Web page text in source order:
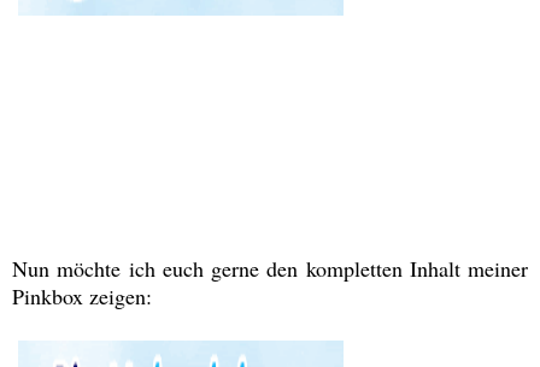
Nun möchte ich euch gerne den kompletten Inhalt meiner
Pinkbox zeigen: